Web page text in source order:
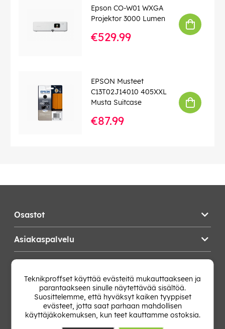
Epson CO-W01 WXGA
Projektor 3000 Lumen
€529.99
EPSON Musteet
C13T02J14010 405XXL
Musta Suitcase
€87.99
Osastot
Asiakaspalvelu
Vaihda Maa
Teknikproffset käyttää evästeitä mukauttaakseen ja
parantaakseen sinulle näytettävää sisältöä.
Suosittelemme, että hyväksyt kaiken tyyppiset
evästeet, jotta saat parhaan mahdollisen
käyttäjäkokemuksen, kun teet kauttamme ostoksia.